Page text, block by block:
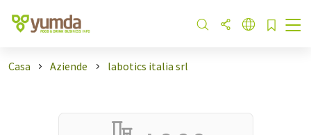
Casa Aziende labotics italia srl